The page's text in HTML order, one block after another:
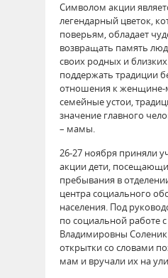
Символом акции
легендарный цветок,
поверьям, обладает
возвращать память
своих родных и
поддержать традиции
отношения к женщине-
семейные устои,
значение главного
– мамы.
26-27 ноября приняли
акции дети,
пребывания в
центра социального
населения. Под
по социальной работе
Владимировны
открытки со словами
мам и вручали их на